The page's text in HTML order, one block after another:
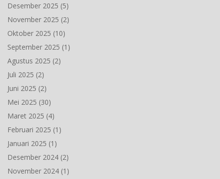
Desember 2025 (5)
November 2025 (2)
Oktober 2025 (10)
September 2025 (1)
Agustus 2025 (2)
Juli 2025 (2)
Juni 2025 (2)
Mei 2025 (30)
Maret 2025 (4)
Februari 2025 (1)
Januari 2025 (1)
Desember 2024 (2)
November 2024 (1)